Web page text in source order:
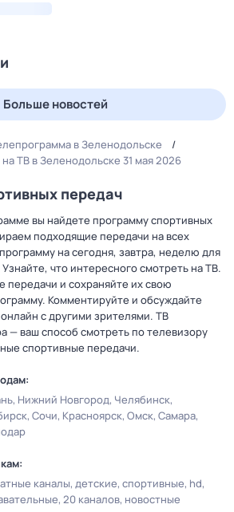
Больше новостей
в Зеленодольске
ТВ в Зеленодольске 31 мая 2026
передач
вы найдете программу спортивных
подходящие передачи на всех
на сегодня, завтра, неделю для
что интересного смотреть на ТВ.
передачи и сохраняйте их свою
Комментируйте и обсуждайте
с другими зрителями. ТВ
— ваш способ смотреть по телевизору
спортивные передачи.
Нижний Новгород Челябинск
Сочи Красноярск Омск Самара
каналы детские спортивные hd
20 каналов новостные